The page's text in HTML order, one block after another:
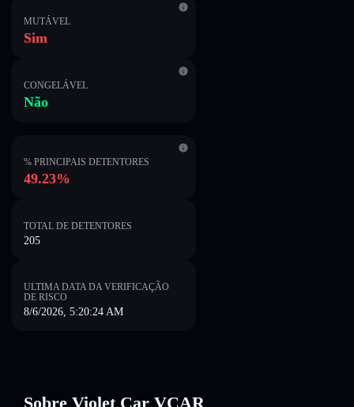
MUTÁVEL
Sim
CONGELÁVEL
Não
% PRINCIPAIS DETENTORES
49.23%
TOTAL DE DETENTORES
205
ULTIMA DATA DA VERIFICAÇÃO
DE RISCO
8/6/2026, 5:20:24 AM
Sobre Violet Car VCAR